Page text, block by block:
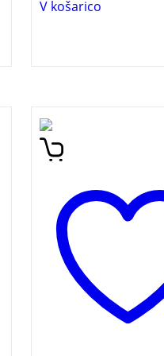
V košarico
Marie Deniet v času
sedmih let spozna
svojimi
znanjem. Sedem
splete sedem vezi,
prijateljske, strastne,
študijske, mentorske,
duhovne in globoko
ljubeče…